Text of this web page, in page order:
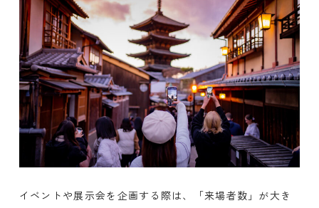
イベントや展示会を企画する際は、「来場者数」が大き